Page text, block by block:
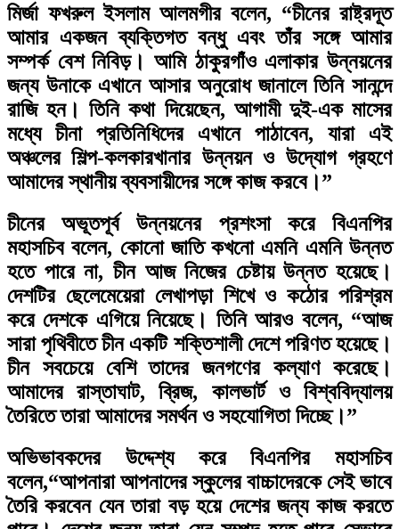
মির্জা ফখরুল ইসলাম আলমগীর বলেন, “চীনের রাষ্ট্রদূত
আমার একজন ব্যক্তিগত বন্ধু এবং তাঁর সঙ্গে আমার
সম্পর্ক বেশ নিবিড়। আমি ঠাকুরগাঁও এলাকার উন্নয়নের
জন্য উনাকে এখানে আসার অনুরোধ জানালে তিনি সানন্দে
রাজি হন। তিনি কথা দিয়েছেন, আগামী দুই-এক মাসের
মধ্যে চীনা প্রতিনিধিদের এখানে পাঠাবেন, যারা এই
অঞ্চলের শিল্প-কলকারখানার উন্নয়ন ও উদ্যোগ গ্রহণে
আমাদের স্থানীয় ব্যবসায়ীদের সঙ্গে কাজ করবে।”
চীনের অভূতপূর্ব উন্নয়নের প্রশংসা করে বিএনপির
মহাসচিব বলেন, কোনো জাতি কখনো এমনি এমনি উন্নত
হতে পারে না, চীন আজ নিজের চেষ্টায় উন্নত হয়েছে।
দেশটির ছেলেমেয়েরা লেখাপড়া শিখে ও কঠোর পরিশ্রম
করে দেশকে এগিয়ে নিয়েছে। তিনি আরও বলেন, “আজ
সারা পৃথিবীতে চীন একটি শক্তিশালী দেশে পরিণত হয়েছে।
চীন সবচেয়ে বেশি তাদের জনগণের কল্যাণ করেছে।
আমাদের রাস্তাঘাট, ব্রিজ, কালভার্ট ও বিশ্ববিদ্যালয়
তৈরিতে তারা আমাদের সমর্থন ও সহযোগিতা দিচ্ছে।”
অভিভাবকদের উদ্দেশ্য করে বিএনপির মহাসচিব
বলেন,“আপনারা আপনাদের স্কুলের বাচ্চাদেরকে সেই ভাবে
তৈরি করবেন যেন তারা বড় হয়ে দেশের জন্য কাজ করতে